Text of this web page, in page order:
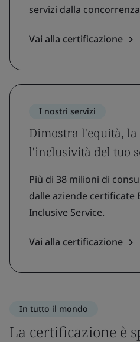
servizi dalla
Vai alla certificazione
I nostri servizi
Dimostra l'equità,
l'inclusività del tuo
Più di 38 milioni di
dalle aziende certificate
Inclusive Service.
Vai alla certificazione
In tutto il mondo
La certificazione è